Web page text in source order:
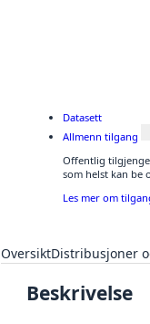
Datasett
Allmenn tilgang
Offentlig
som helst kan be
Les mer om
OversiktDistribusjoner
Beskrivelse